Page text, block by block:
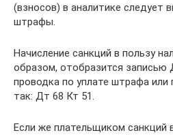
(взносов) в аналитике следует
штрафы.
Начисление санкций в пользу
образом, отобразится записью
проводка по уплате штрафа или
так: Дт 68 Кт 51.
Если же плательщиком санкций